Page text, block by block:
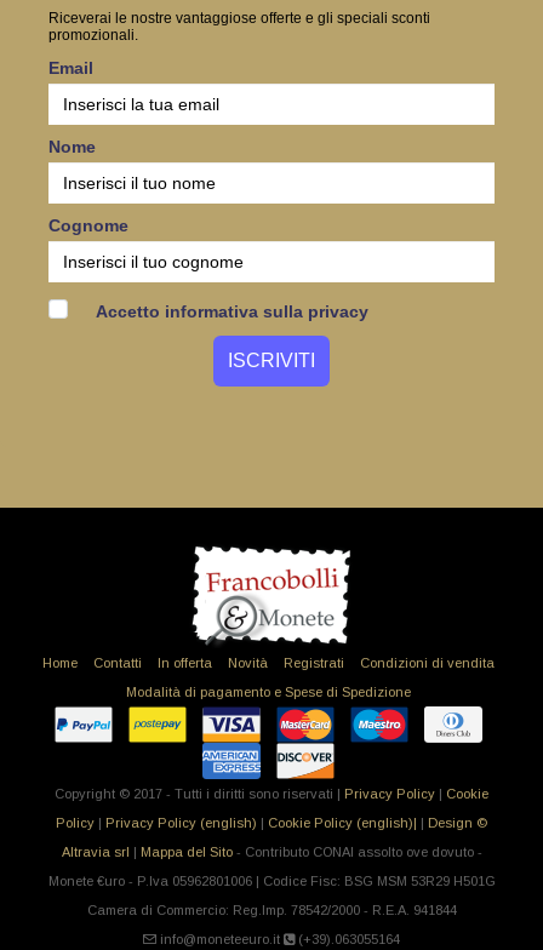
Riceverai le nostre vantaggiose offerte e gli speciali sconti
promozionali.
Email
Nome
Cognome
Accetto informativa sulla privacy
Home Contatti In offerta Novità Registrati
Condizioni di vendita
Modalità di pagamento e Spese di Spedizione
Copyright © 2017 - Tutti i diritti sono riservati | Privacy Policy | Cookie
Policy | Privacy Policy (english) | Cookie Policy (english)| | Design ©
Altravia srl | Mappa del Sito- Contributo CONAI assolto ove dovuto -
Monete €uro - P.Iva 05962801006 | Codice Fisc: BSG MSM 53R29 H501G
Camera di Commercio: Reg.Imp. 78542/2000 - R.E.A. 941844
info@moneteeuro.it
(+39).063055164